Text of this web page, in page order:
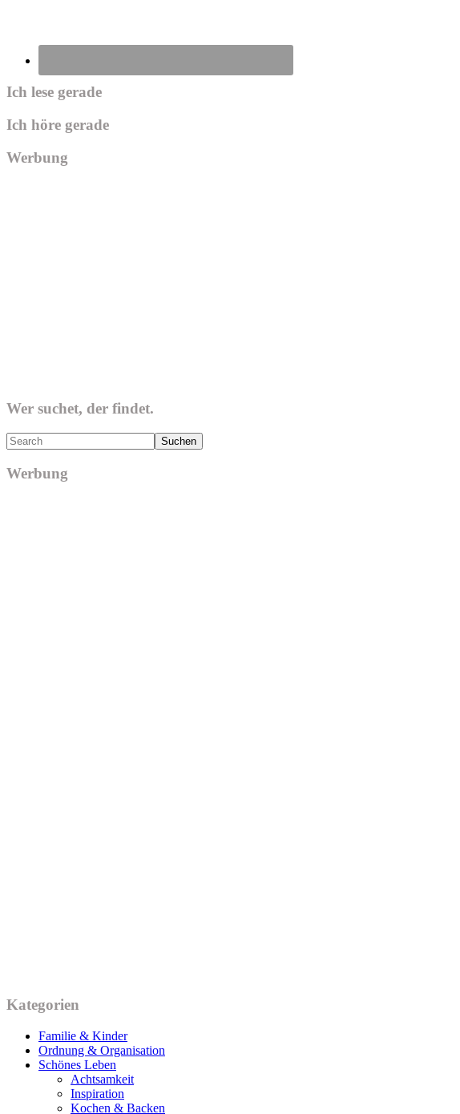
Ich lese gerade
Ich höre gerade
Werbung
Wer suchet, der findet.
Search
Werbung
Kategorien
Familie & Kinder
Ordnung & Organisation
Schönes Leben
Achtsamkeit
Inspiration
Kochen & Backen